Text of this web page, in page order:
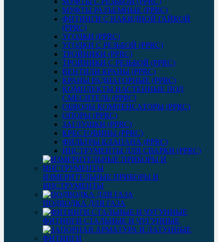
МУФТЫ РАЗЪЕМНЫЕ (PPRC)
ФИТИНГИ С НАКИДНОЙ ГАЙКОЙ
(PPRC)
УГОЛКИ (PPRC)
УГОЛКИ С РЕЗЬБОЙ (PPRC)
ТРОЙНИКИ (PPRC)
ТРОЙНИКИ С РЕЗЬБОЙ (PPRC)
ВЕНТИЛИ КРАНЫ (PPRC)
КРАНЫ РАДИАТОРНЫЕ (PPRC)
КОМПЛЕКТЫ НАСТЕННЫЕ ПОД
СМЕСИТЕЛЬ (PPRC)
ОБВОДЫ КОМПЕНСАТОРЫ (PPRC)
ОПОРЫ (PPRC)
ЗАГЛУШКИ (PPRC)
КРЕСТОВИНЫ (PPRC)
ФИЛЬТРЫ КЛАПАНА (PPRC)
ИНСТРУМЕНТЫ ДЛЯ СВАРКИ (PPRC)
ИЗМЕРИТЕЛЬНЫЕ ПРИБОРЫ И
ИНСТРУМЕНТЫ
ПОДВОДКА ДЛЯ ГАЗА
ФИТИНГИ СТАЛЬНЫЕ И ЧУГУННЫЕ